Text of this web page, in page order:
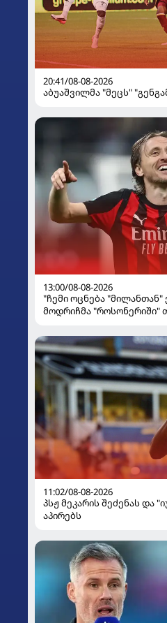
20:41/08-08-2026
აბუაშვილმა "მეცს"
13:00/08-08-2026
"ჩემი ოცნება "მილანთან"
მოდრიჩმა "როსონერიში"
11:02/08-08-2026
პსჟ მეკარის შეძენას და
აპირებს